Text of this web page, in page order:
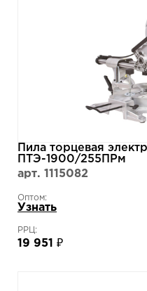
Пила торцевая
ПТЭ-1900/255ПРм
арт. 1115082
Оптом:
Узнать
РРЦ:
19 951 ₽